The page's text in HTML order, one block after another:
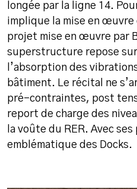
longée par la ligne 14.
implique la mise en
projet mise en œuvre par
superstructure repose
l’absorption des
bâtiment. Le récital ne
pré-contraintes, post
report de charge des
la voûte du RER. Avec
emblématique des Docks.